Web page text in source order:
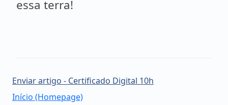
essa terra!
Enviar artigo - Certificado Digital 10h
Início (Homepage)